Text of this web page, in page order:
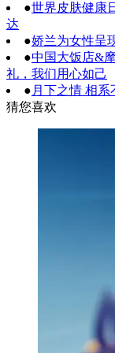
●世界皮肤健康
达
●娇兰为女性呈
●中国大饭店&
礼，我们用心如己
● 月下之情 相系
猜您喜欢